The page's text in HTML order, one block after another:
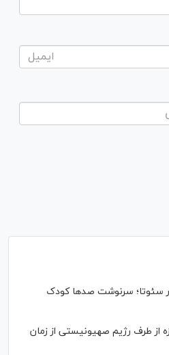
سئوتا؛ سرنوشت صدها کودک
در غزه از طرف رژیم صهیونیستی از زمان